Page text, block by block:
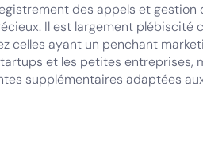
des appels et gestion
Il est largement plébiscité
celles ayant un penchant
et les petites entreprises,
supplémentaires adaptées